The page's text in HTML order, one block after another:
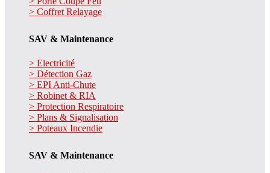
> Coffret Relayage
SAV & Maintenance
> Electricité
> Détection Gaz
> EPI Anti-Chute
> Robinet & RIA
> Protection Respiratoire
> Plans & Signalisation
> Poteaux Incendie
SAV & Maintenance